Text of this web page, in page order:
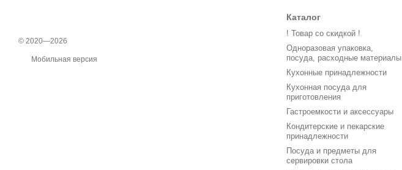
© 2020—2026
Мобильная версия
Каталог
! Товар со скидкой !
Одноразовая упаковка,
посуда, расходные материалы
Кухонные принадлежности
Кухонная посуда для
приготовления
Гастроемкости и аксессуары
Кондитерские и пекарские
принадлежности
Посуда и предметы для
сервировки стола